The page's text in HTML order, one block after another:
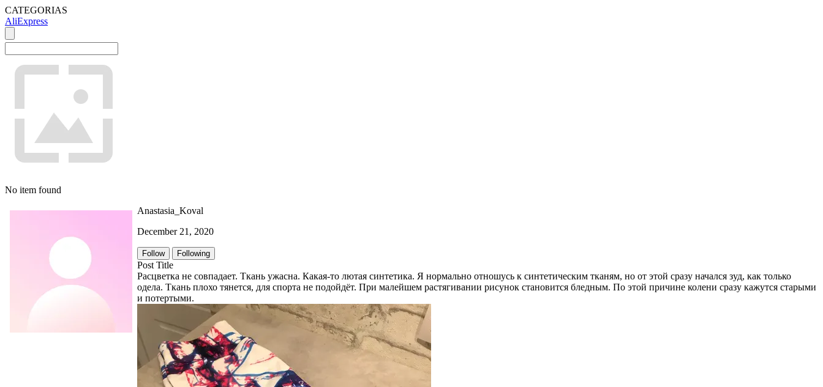
CATEGORIAS
AliExpress
No item found
Anastasia_Koval
December 21, 2020
Follow Following
Post Title
Расцветка не совпадает. Ткань ужасна. Какая-то лютая синтетика. Я нормально отношусь к синтетическим тканям, но от этой сразу начался зуд, как только
одела. Ткань плохо тянется, для спорта не подойдёт. При малейшем растягивании рисунок становится бледным. По этой причине колени сразу кажутся старыми
и потертыми.